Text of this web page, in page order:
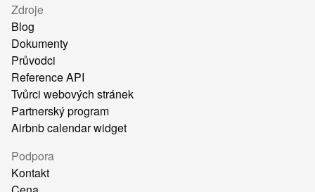
Zdroje
Blog
Dokumenty
Průvodci
Reference API
Tvůrci webových stránek
Partnerský program
Airbnb calendar widget
Podpora
Kontakt